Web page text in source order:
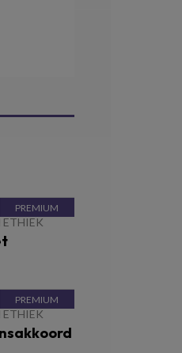
ETHIEK
ETHIEK